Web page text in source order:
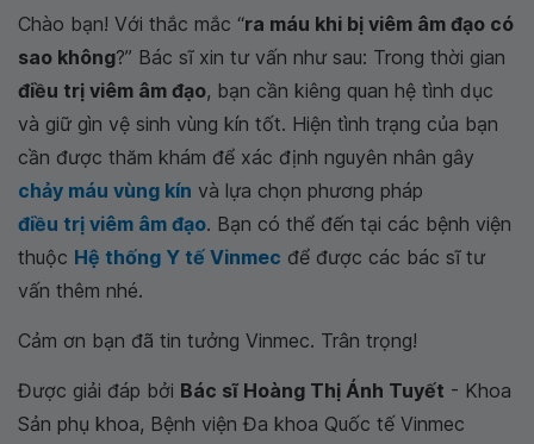
Chào bạn! Với thắc mắc “ra máu khi bị viêm âm đạo có
sao không?” Bác sĩ xin tư vấn như sau: Trong thời gian
điều trị viêm âm đạo, bạn cần kiêng quan hệ tình dục
và giữ gìn vệ sinh vùng kín tốt. Hiện tình trạng của bạn
cần được thăm khám để xác định nguyên nhân gây
chảy máu vùng kín và lựa chọn phương pháp
điều trị viêm âm đạo. Bạn có thể đến tại các bệnh viện
thuộc Hệ thống Y tế Vinmec để được các bác sĩ tư
vấn thêm nhé.
Cảm ơn bạn đã tin tưởng Vinmec. Trân trọng!
Được giải đáp bởi Bác sĩ Hoàng Thị Ánh Tuyết - Khoa
Sản phụ khoa, Bệnh viện Đa khoa Quốc tế Vinmec